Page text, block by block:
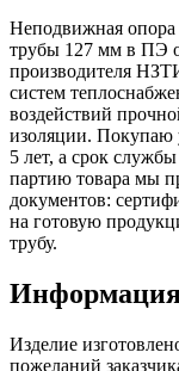
Неподвижная
трубы 127 мм в ПЭ
производителя
систем
воздействий
изоляции. Покупаю
5 лет, а срок
партию товара мы
документов:
на готовую
трубу.
Информация
Изделие
пожеланий